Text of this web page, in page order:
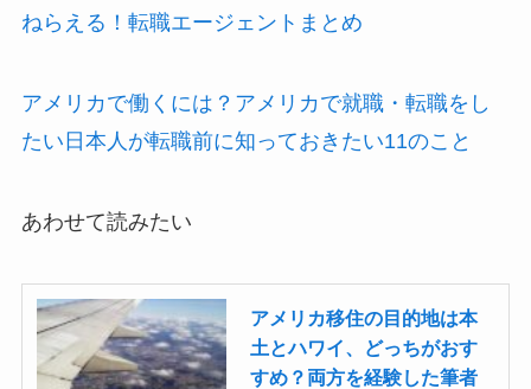
ねらえる！転職エージェントまとめ
アメリカで働くには？アメリカで就職・転職をし
たい日本人が転職前に知っておきたい11のこと
あわせて読みたい
アメリカ移住の目的地は本
土とハワイ、どっちがおす
すめ？両方を経験した筆者